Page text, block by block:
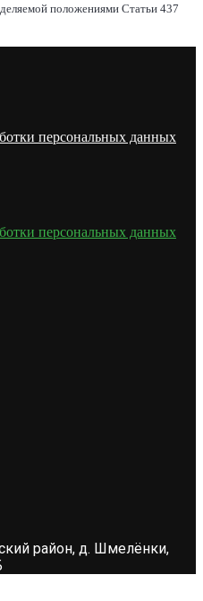
положениями Статьи 437
персональных данных
персональных данных
район, д. Шмелёнки,